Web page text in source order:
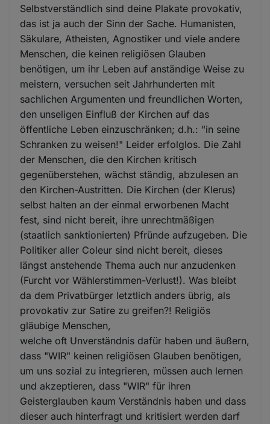
Selbstverständlich sind deine Plakate provokativ,
das ist ja auch der Sinn der Sache. Humanisten,
Säkulare, Atheisten, Agnostiker und viele andere
Menschen, die keinen religiösen Glauben
benötigen, um ihr Leben auf anständige Weise zu
meistern, versuchen seit Jahrhunderten mit
sachlichen Argumenten und freundlichen Worten,
den unseligen Einfluß der Kirchen auf das
öffentliche Leben einzuschränken; d.h.: "in seine
Schranken zu weisen!" Leider erfolglos. Die Zahl
der Menschen, die den Kirchen kritisch
gegenüberstehen, wächst ständig, abzulesen an
den Kirchen-Austritten. Die Kirchen (der Klerus)
selbst halten an der einmal erworbenen Macht
fest, sind nicht bereit, ihre unrechtmäßigen
(staatlich sanktionierten) Pfründe aufzugeben. Die
Politiker aller Coleur sind nicht bereit, dieses
längst anstehende Thema auch nur anzudenken
(Furcht vor Wählerstimmen-Verlust!). Was bleibt
da dem Privatbürger letztlich anders übrig, als
provokativ zur Satire zu greifen?! Religiös
gläubige Menschen,
welche oft Unverständnis dafür haben und äußern,
dass "WIR" keinen religiösen Glauben benötigen,
um uns sozial zu integrieren, müssen auch lernen
und akzeptieren, dass "WIR" für ihren
Geisterglauben kaum Verständnis haben und dass
dieser auch hinterfragt und kritisiert werden darf